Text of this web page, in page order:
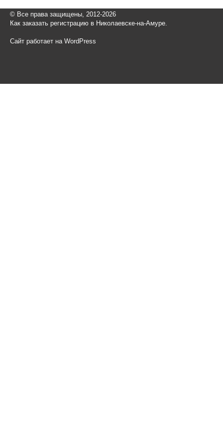
© Все права защищены, 2012-2026
Как заказать регистрацию в Николаевске-на-Амуре.
Сайт работает на WordPress